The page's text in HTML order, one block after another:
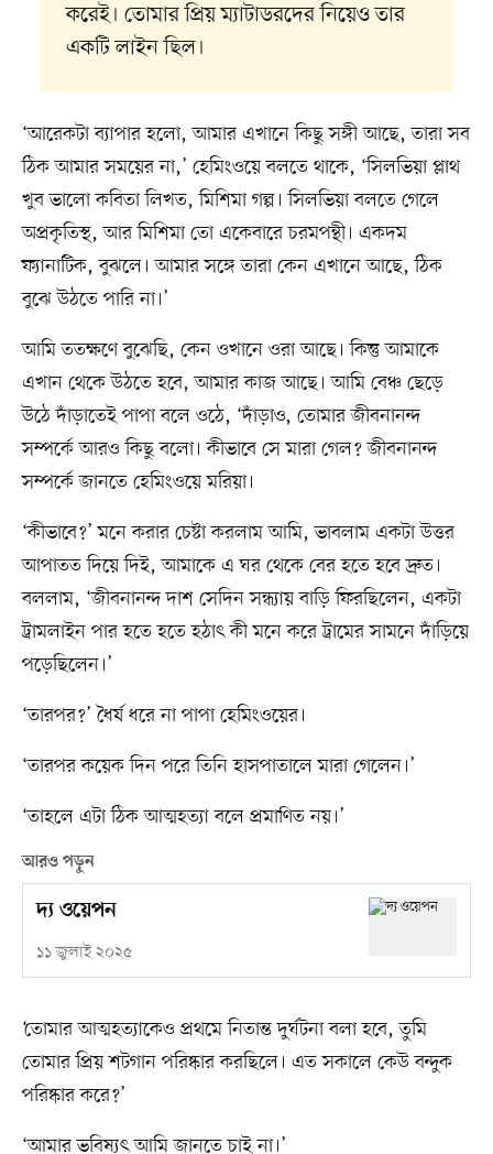
করেই। তোমার প্রিয় ম্যাটাডরদের নিয়েও তার
একটি লাইন ছিল।
‘আরেকটা ব্যাপার হলো, আমার এখানে কিছু সঙ্গী আছে, তারা সব
ঠিক আমার সময়ের না,’ হেমিংওয়ে বলতে থাকে, ‘সিলভিয়া প্লাথ
খুব ভালো কবিতা লিখত, মিশিমা গল্প। সিলভিয়া বলতে গেলে
অপ্রকৃতিস্থ, আর মিশিমা তো একেবারে চরমপন্থী। একদম
ফ্যানাটিক, বুঝলে। আমার সঙ্গে তারা কেন এখানে আছে, ঠিক
বুঝে উঠতে পারি না।’
আমি ততক্ষণে বুঝেছি, কেন ওখানে ওরা আছে। কিন্তু আমাকে
এখান থেকে উঠতে হবে, আমার কাজ আছে। আমি বেঞ্চ ছেড়ে
উঠে দাঁড়াতেই পাপা বলে ওঠে, ‘দাঁড়াও, তোমার জীবনানন্দ
সম্পর্কে আরও কিছু বলো। কীভাবে সে মারা গেল? জীবনানন্দ
সম্পর্কে জানতে হেমিংওয়ে মরিয়া।
‘কীভাবে?’ মনে করার চেষ্টা করলাম আমি, ভাবলাম একটা উত্তর
আপাতত দিয়ে দিই, আমাকে এ ঘর থেকে বের হতে হবে দ্রুত।
বললাম, ‘জীবনানন্দ দাশ সেদিন সন্ধ্যায় বাড়ি ফিরছিলেন, একটা
ট্রামলাইন পার হতে হতে হঠাৎ কী মনে করে ট্রামের সামনে দাঁড়িয়ে
পড়েছিলেন।’
‘তারপর?’ ধৈর্য ধরে না পাপা হেমিংওয়ের।
‘তারপর কয়েক দিন পরে তিনি হাসপাতালে মারা গেলেন।’
‘তাহলে এটা ঠিক আত্মহত্যা বলে প্রমাণিত নয়।’
আরও পড়ুন
দ্য ওয়েপন
১১ জুলাই ২০২৫
‘তোমার আত্মহত্যাকেও প্রথমে নিতান্ত দুর্ঘটনা বলা হবে, তুমি
তোমার প্রিয় শটগান পরিষ্কার করছিলে। এত সকালে কেউ বন্দুক
পরিষ্কার করে?’
‘আমার ভবিষ্যৎ আমি জানতে চাই না।’